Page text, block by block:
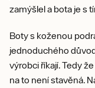
zamýšlel a bota je s
Boty s koženou
jednoduchého
výrobci říkají. Tedy
na to není stavěná.